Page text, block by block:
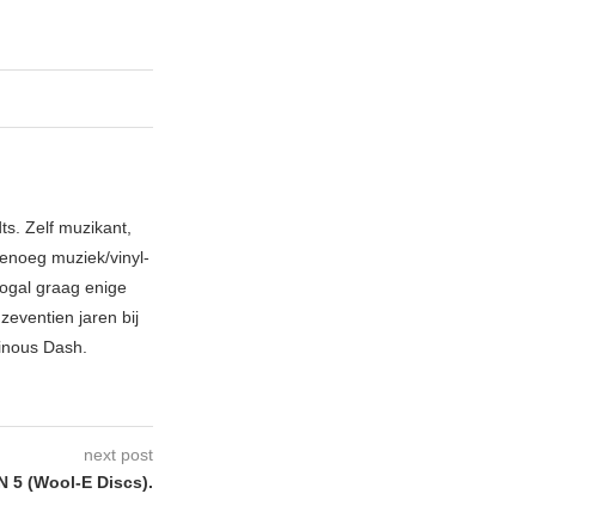
Zelf muzikant,
muziek/vinyl-
graag enige
jaren bij
Dash.
next post
5 (Wool-E Discs) .